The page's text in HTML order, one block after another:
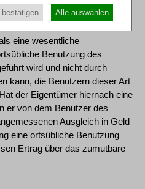
der Technik wiedergeben.
eine wesentliche
Benutzung des
wird und nicht durch
kann, die Benutzern dieser Art
der Eigentümer hiernach eine
er von dem Benutzer des
Ausgleich in Geld
eine ortsübliche Benutzung
Ertrag über das zumutbare
Alle auswählen